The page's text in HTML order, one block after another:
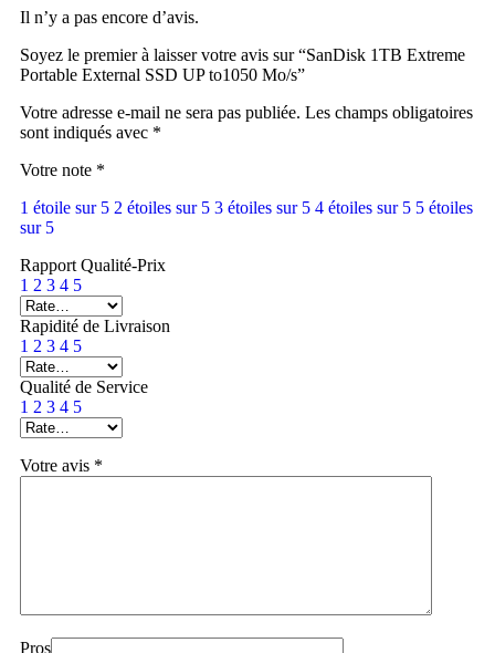
Il n’y a pas encore d’avis.
Soyez le premier à laisser votre avis sur “SanDisk 1TB Extreme
Portable External SSD UP to1050 Mo/s”
Votre adresse e-mail ne sera pas publiée. Les champs obligatoires
sont indiqués avec *
Votre note *
1 étoile sur 5 2 étoiles sur 5 3 étoiles sur 5 4 étoiles sur 5 5 étoiles
sur 5
Rapport Qualité-Prix
1 2 3 4 5
Rapidité de Livraison
1 2 3 4 5
Qualité de Service
1 2 3 4 5
Votre avis *
Pros